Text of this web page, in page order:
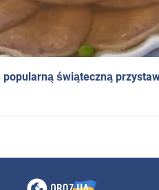
świąteczną